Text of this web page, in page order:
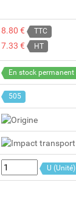
8.80 € TTC
7.33 € HT
En stock permanent
505
U (Unité)